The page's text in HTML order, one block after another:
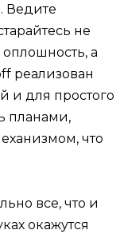
Ведите
не
а
реализован
и для простого
планами,
что
все, что и
окажутся